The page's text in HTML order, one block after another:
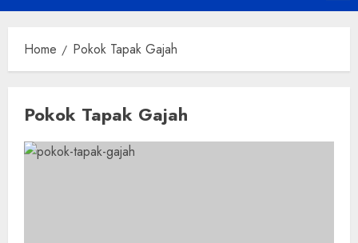
Menu
Home Pokok Tapak Gajah
Pokok Tapak Gajah